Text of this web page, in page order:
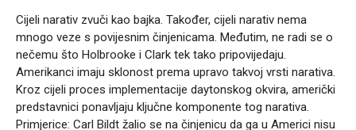
Cijeli narativ zvuči kao bajka. Također, cijeli narativ nema
mnogo veze s povijesnim činjenicama. Međutim, ne radi se o
nečemu što Holbrooke i Clark tek tako pripovijedaju.
Amerikanci imaju sklonost prema upravo takvoj vrsti narativa.
Kroz cijeli proces implementacije daytonskog okvira, američki
predstavnici ponavljaju ključne komponente tog narativa.
Primjerice: Carl Bildt žalio se na činjenicu da ga u Americi nisu